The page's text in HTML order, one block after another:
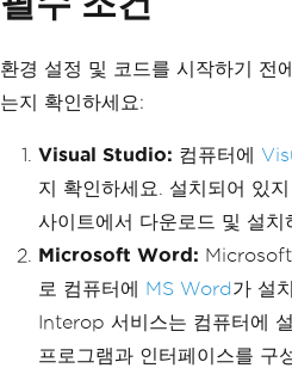
환경 설정 및 코드를 시작하기 전
는지 확인하세요:
Visual Studio: 컴퓨터에
지 확인하세요. 설치되어 있
사이트에서 다운로드 및 설치
Microsoft Word:
로 컴퓨터에 MS Word가 설
Interop 서비스는 컴퓨터에
프로그램과 인터페이스를 구